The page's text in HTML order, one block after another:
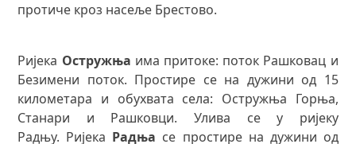
протиче кроз насеље Брестово.
Ријека Остружња има притоке: поток Рашковац и
Безимени поток. Простире се на дужини од 15
километара и обухвата села: Остружња Горња,
Станари и Рашковци. Улива се у ријеку
Радњу. Ријека Радња се простире на дужини од